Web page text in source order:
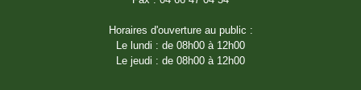
Horaires d'ouverture au public :
Le lundi : de 08h00 à 12h00
Le jeudi : de 08h00 à 12h00